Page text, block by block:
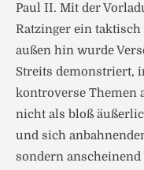
Paul II. Mit der
Ratzinger ein
außen hin wurde
Streits demonstriert,
kontroverse Themen
nicht als bloß
und sich
sondern